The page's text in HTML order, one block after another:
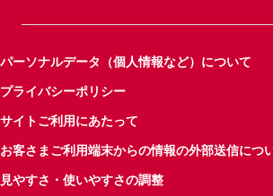
パーソナルデータ（個人情報など）について
プライバシーポリシー
サイトご利用にあたって
お客さまご利用端末からの情報の外部送信につ
見やすさ・使いやすさの調整